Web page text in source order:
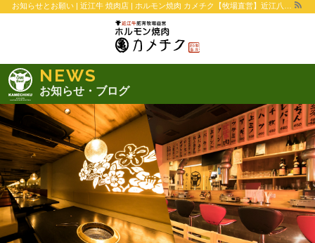
お知らせ・ブログ
NEWS